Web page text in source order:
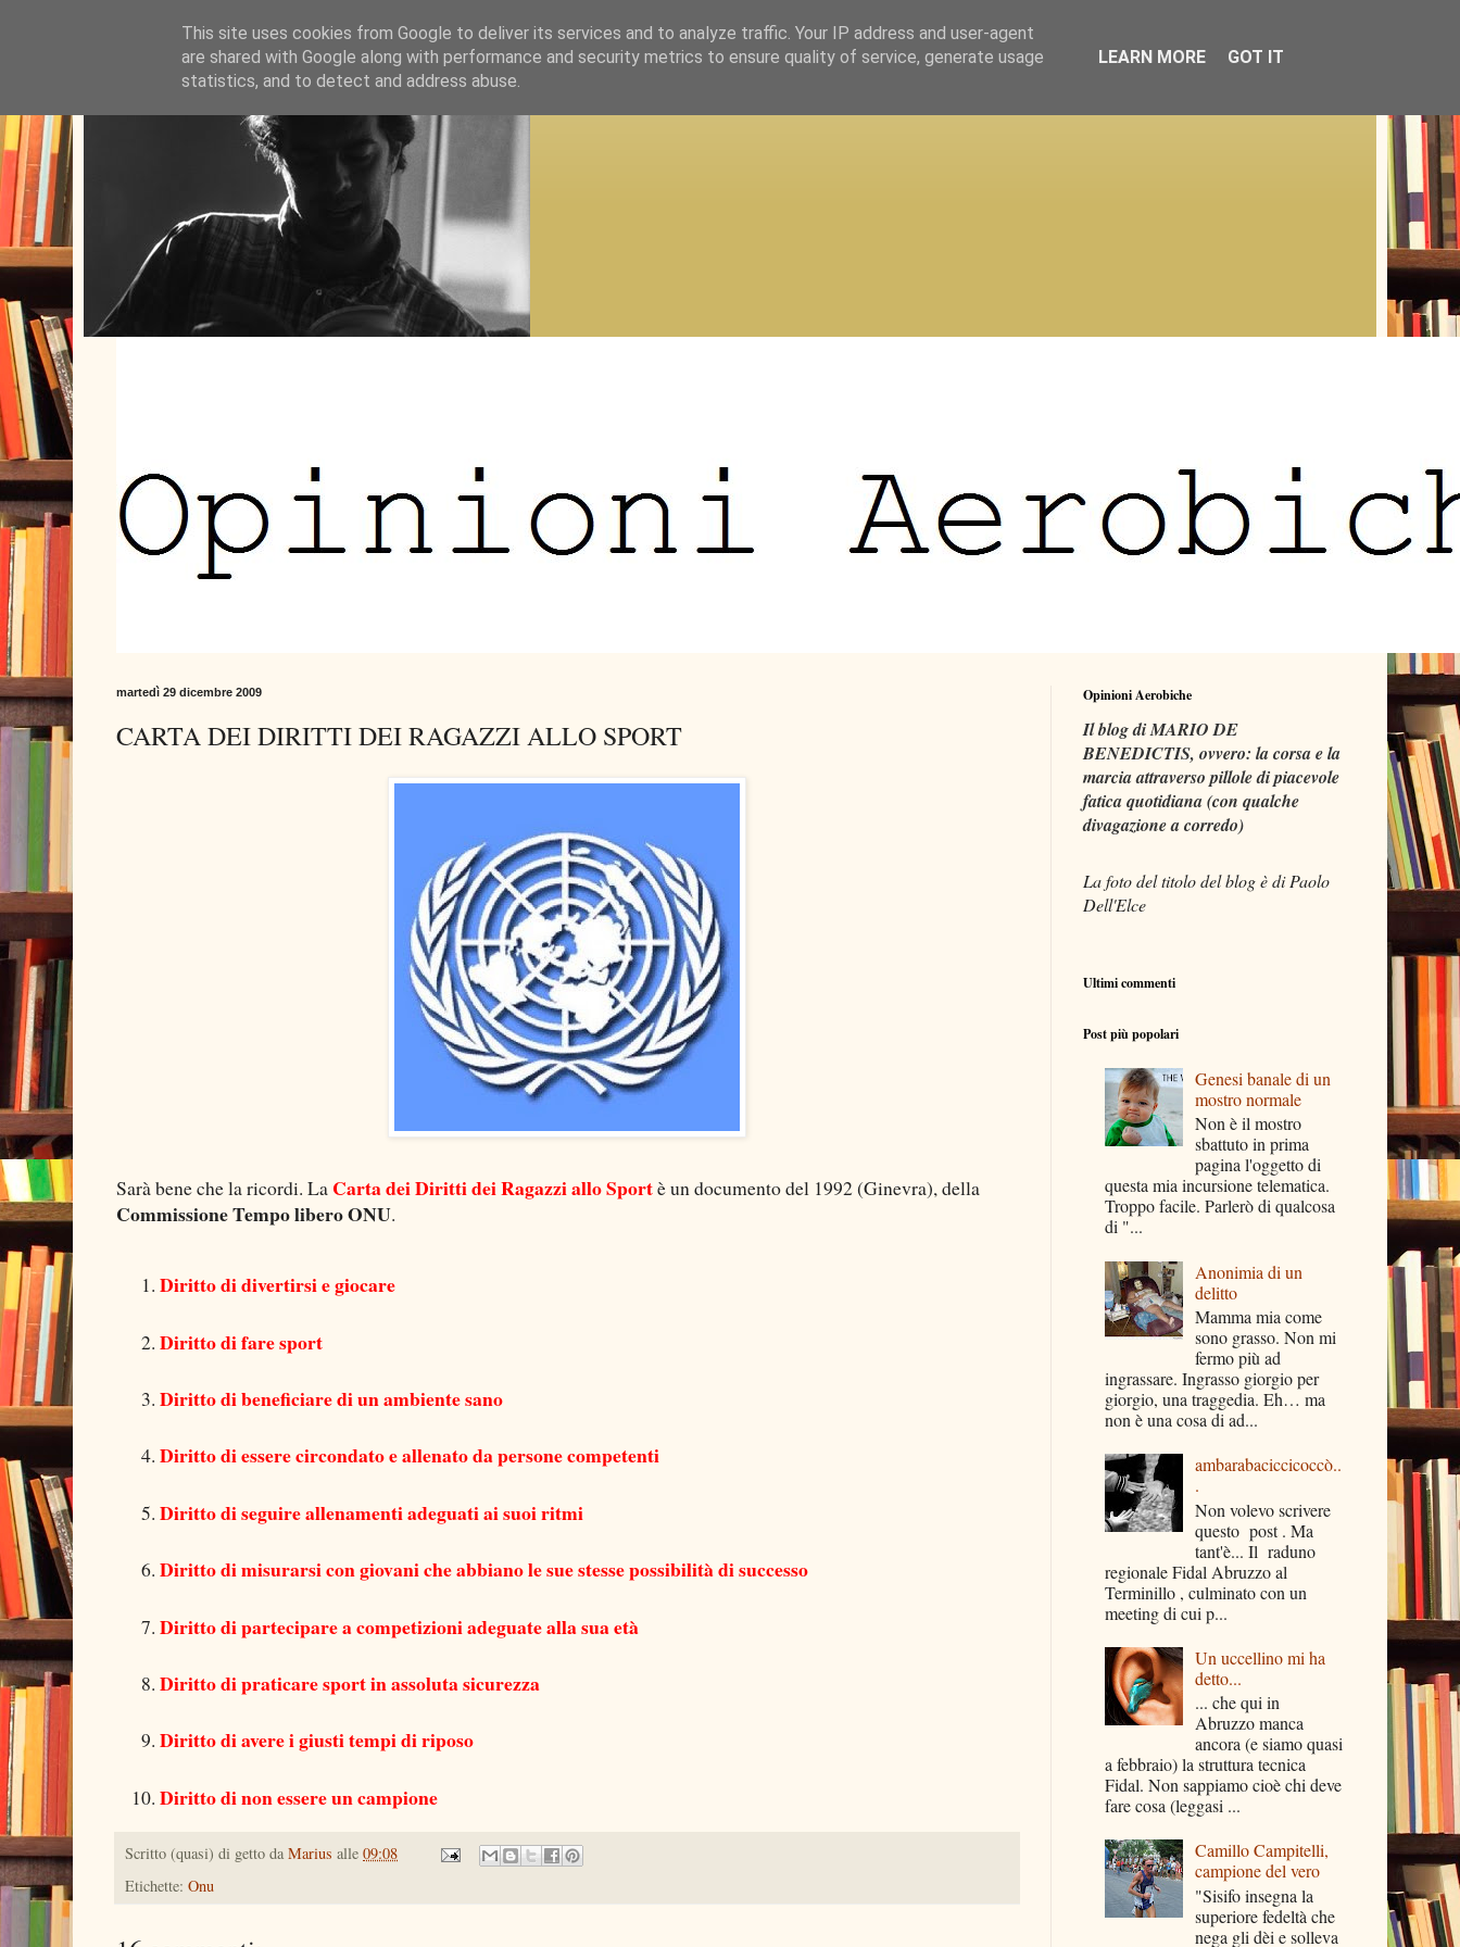
martedì 29 dicembre 2009
CARTA DEI DIRITTI DEI RAGAZZI ALLO SPORT
Sarà bene che la ricordi. La Carta dei Diritti dei Ragazzi allo Sportè un documento del 1992 (Ginevra), della
Commissione Tempo libero ONU.
Diritto di divertirsi e giocare
Diritto di fare sport
Diritto di beneficiare di un ambiente sano
Diritto di essere circondato e allenato da persone competenti
Diritto di seguire allenamenti adeguati ai suoi ritmi
Diritto di misurarsi con giovani che abbiano le sue stesse possibilità di successo
Diritto di partecipare a competizioni adeguate alla sua età
Diritto di praticare sport in assoluta sicurezza
Diritto di avere i giusti tempi di riposo
Diritto di non essere un campione
Scritto (quasi) di getto da Marius alle 09:08
Etichette: Onu
Opinioni Aerobiche
Il blog di MARIO DE
BENEDICTIS, ovvero: la corsa e la
marcia attraverso pillole di piacevole
fatica quotidiana (con qualche
divagazione a corredo)
La foto del titolo del blog è di Paolo
Dell'Elce
Ultimi commenti
Post più popolari
Genesi banale di un
mostro normale
Non è il mostro
sbattuto in prima
pagina l'oggetto di
questa mia incursione telematica.
Troppo facile. Parlerò di qualcosa
di "...
Anonimia di un
delitto
Mamma mia come
sono grasso. Non mi
fermo più ad
ingrassare. Ingrasso giorgio per
giorgio, una traggedia. Eh… ma
non è una cosa di ad...
ambarabaciccicoccò..
.
Non volevo scrivere
questo post . Ma
tant'è... Il raduno
regionale Fidal Abruzzo al
Terminillo , culminato con un
meeting di cui p...
Un uccellino mi ha
detto...
... che qui in
Abruzzo manca
ancora (e siamo quasi
a febbraio) la struttura tecnica
Fidal. Non sappiamo cioè chi deve
fare cosa (leggasi ...
Camillo Campitelli,
campione del vero
"Sisifo insegna la
superiore fedeltà che
nega gli dèi e solleva
This site uses cookies from Google to deliver its services and to analyze traffic. Your IP address and user-agent
are shared with Google along with performance and security metrics to ensure quality of service, generate usage
statistics, and to detect and address abuse.
LEARN MORE GOT IT